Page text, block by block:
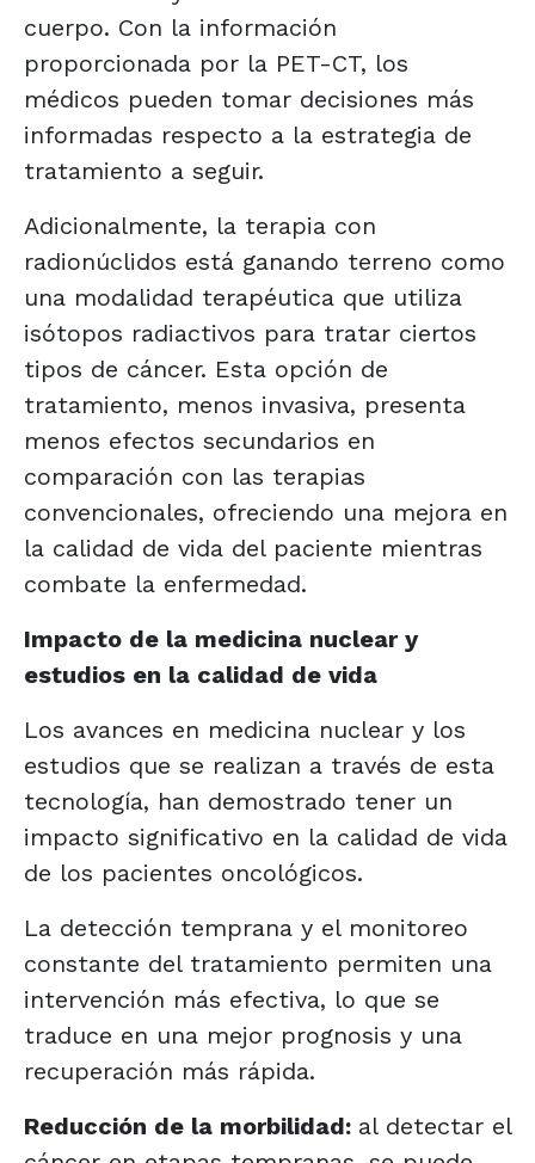
cuerpo. Con la información
proporcionada por la PET-CT, los
médicos pueden tomar decisiones más
informadas respecto a la estrategia de
tratamiento a seguir.
Adicionalmente, la terapia con
radionúclidos está ganando terreno como
una modalidad terapéutica que utiliza
isótopos radiactivos para tratar ciertos
tipos de cáncer. Esta opción de
tratamiento, menos invasiva, presenta
menos efectos secundarios en
comparación con las terapias
convencionales, ofreciendo una mejora en
la calidad de vida del paciente mientras
combate la enfermedad.
Impacto de la medicina nuclear y
estudios en la calidad de vida
Los avances en medicina nuclear y los
estudios que se realizan a través de esta
tecnología, han demostrado tener un
impacto significativo en la calidad de vida
de los pacientes oncológicos.
La detección temprana y el monitoreo
constante del tratamiento permiten una
intervención más efectiva, lo que se
traduce en una mejor prognosis y una
recuperación más rápida.
Reducción de la morbilidad: al detectar el